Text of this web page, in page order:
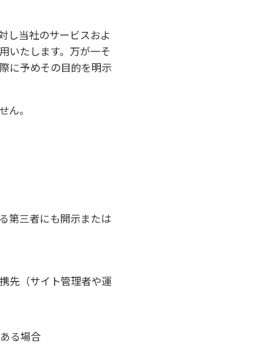
し当社のサービスおよ
いたします。万が一そ
に予めその目的を明示
。
第三者にも開示または
先（サイト管理者や運
る場合